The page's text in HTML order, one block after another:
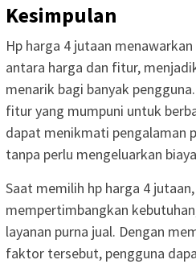
Kesimpulan
Hp harga 4 jutaan
antara harga dan fitur,
menarik bagi banyak
fitur yang mumpuni untuk
dapat menikmati pengalaman
tanpa perlu mengeluarkan
Saat memilih hp harga 4
mempertimbangkan
layanan purna jual. Dengan
faktor tersebut, pengguna